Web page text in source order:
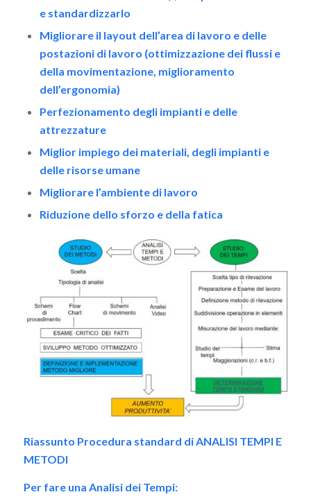
e standardizzarlo
Migliorare il layout dell’area di lavoro e delle
postazioni di lavoro (ottimizzazione dei flussi e
della movimentazione, miglioramento
dell’ergonomia)
Perfezionamento degli impianti e delle
attrezzature
Miglior impiego dei materiali, degli impianti e
delle risorse umane
Migliorare l’ambiente di lavoro
Riduzione dello sforzo e della fatica
Riassunto Procedura standard di ANALISI TEMPI E
METODI
Per fare una Analisi dei Tempi: